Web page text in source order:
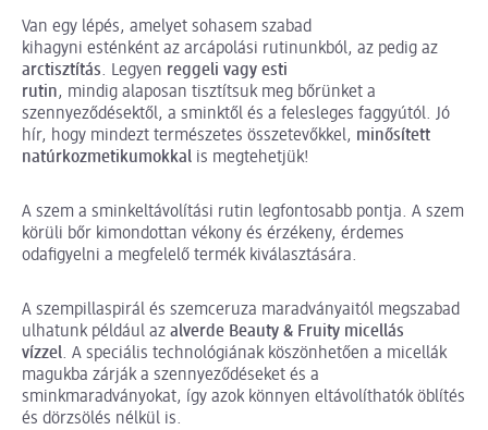
Van egy lépés, amelyet sohasem szabad
kihagyni esténként az arcápolási rutinunkból, az pedig az
arctisztítás. Legyen reggeli vagy esti
rutin, mindig alaposan tisztítsuk meg bőrünket a
szennyeződésektől, a sminktől és a felesleges faggyútól. Jó
hír, hogy mindezt természetes összetevőkkel, minősített
natúrkozmetikumokkal is megtehetjük!
A szem a sminkeltávolítási rutin legfontosabb pontja. A szem
körüli bőr kimondottan vékony és érzékeny, érdemes
odafigyelni a megfelelő termék kiválasztására.
A szempillaspirál és szemceruza maradványaitól megszabad
ulhatunk például az alverde Beauty & Fruity micellás
vízzel. A speciális technológiának köszönhetően a micellák
magukba zárják a szennyeződéseket és a
sminkmaradványokat, így azok könnyen eltávolíthatók öblítés
és dörzsölés nélkül is.